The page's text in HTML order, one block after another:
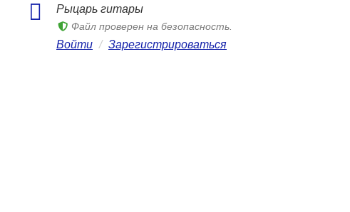
Рыцарь гитары
Файл проверен на безопасность.
Войти / Зарегистрироваться